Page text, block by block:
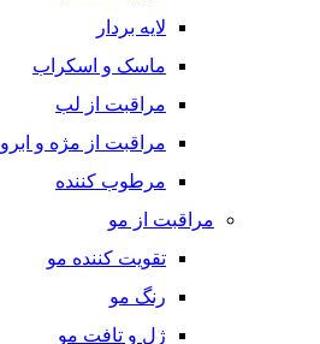
لایه بردار
ماسک و اسکراب
مراقبت از لب
مراقبت از مژه و ابرو
مرطوب کننده
مراقبت از مو
تقویت کننده مو
رنگ مو
ژل و تافت مو